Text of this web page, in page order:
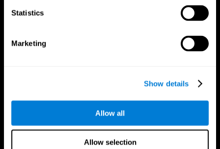
Statistics
Marketing
Show details
Allow all
Allow selection